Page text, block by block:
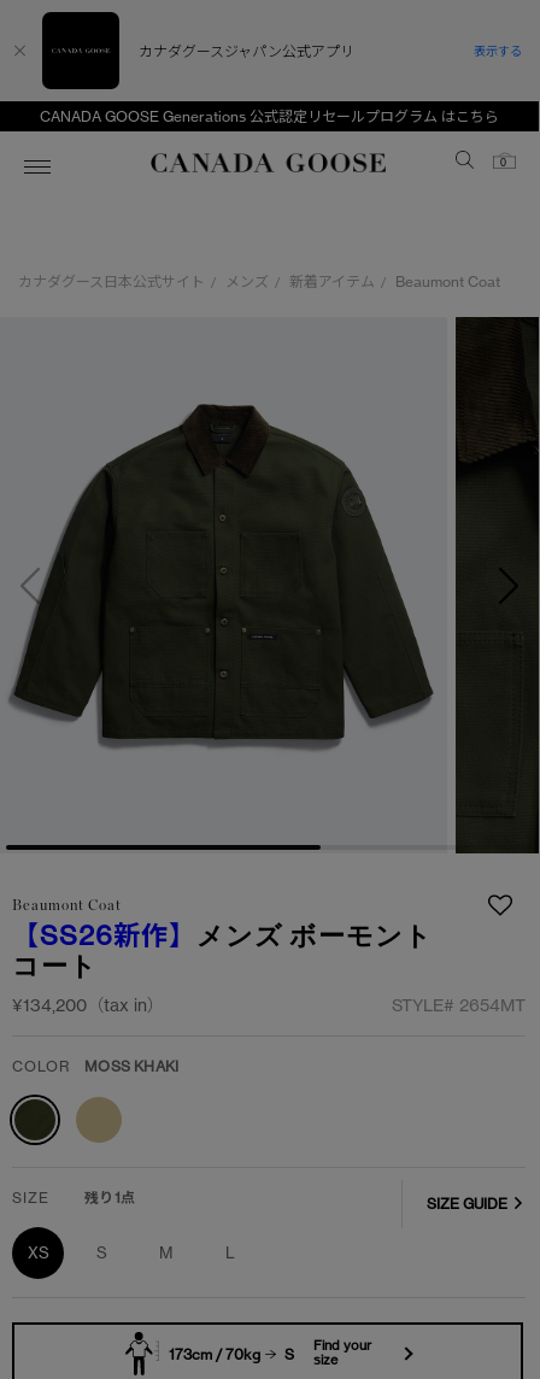
CANADA GOOSE Generations 公式認定リセールプログラム はこちら
Canada Goose
0
アンバサダー
スプリングコレクション
ベストセラー
サマー 26 コレクション
サマー 26 コレクションLOOK
日本限定モデル
スノーグース
メイドインジャパンTシャツ
コレクション
ベストセラー
サマー 26 コレクション
サマー 26 コレクションLOOK
日本限定モデル
スノーグース
メイドインジャパンTシャツ
コレクション
キッズ（2‐7歳)
ユース（6＋歳)
コレクション
CANADA GOOSE Generationsは、アウター
ウェアの下取り・再販を通じて、長く愛される製
品の価値を受け継いでいきます。
アーカイブの希少なピースもご覧いただけます。
下取り申請
カナダグース日本公式サイト / メンズ / 新着アイテム / Beaumont Coat
Beaumont Coat
【SS26新作】 メンズ ボーモント
コート
¥134,200（tax in） STYLE# 2654MT
COLOR MOSS KHAKI
SIZE 残り1点
XS S M L
SIZE GUIDE
173cm / 70kg S
Find your
size
カナダグースジャパン公式アプリ 表示する